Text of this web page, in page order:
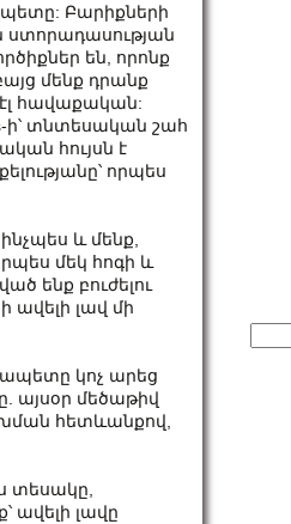
Բարիքների
են, որոնք
մենք դրանք
հավաքական:
ի՝ տնտեսական շահ
հույսն է
որպես
և մենք,
մեկ հոգի և
ենք բուժելու
ավելի լավ մի
կոչ արեց
այսօր մեծաթիվ
հետևանքով,
տեսակը,
ավելի լավը
for: